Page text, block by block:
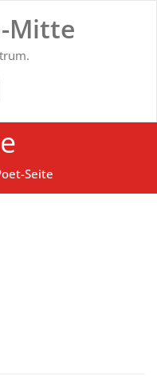
Mitte
NAVIGATION
Seite